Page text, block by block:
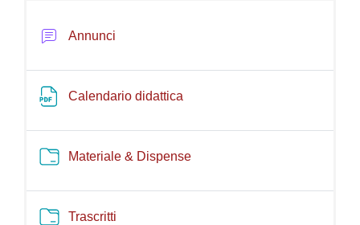
Annunci
Calendario didattica
Materiale & DispenseCartella
Trascritti